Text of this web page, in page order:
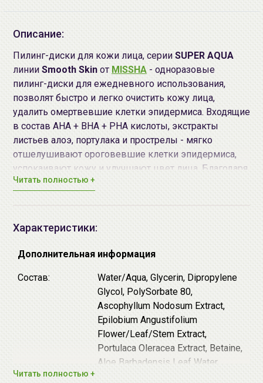
Описание:
Пилинг-диски для кожи лица, серии SUPER AQUA
линии Smooth Skin от MISSHA - одноразовые
пилинг-диски для ежедневного использования,
позволят быстро и легко очистить кожу лица,
удалить омертвевшие клетки эпидермиса. Входящие
в состав АНА + ВНА + PHA кислоты, экстракты
листьев алоэ, портулака и прострелы - мягко
отшелушивают ороговевшие клетки эпидермиса,
успокаивают кожу и улучшают цвет лица. Благодаря
уникальному сочетанию ингредиентов оказывают
использовании пилинг-дисков кожа приобретает
текстура и уменьшаются воспаления.
тестирование на животных.
Средство подходит для всех типов кожи. С
осторожностью применять на чувствительной коже
(предварительно протестировать на аллергические
Каждый диск предназначен для одноразового
Читать полностью +
Характеристики:
Дополнительная информация
Состав:
Water/Aqua, Glycerin, Dipropylene
Glycol, PolySorbate 80,
Ascophyllum Nodosum Extract,
Epilobium Angustifolium
Flower/Leaf/Stem Extract,
Portulaca Oleracea Extract, Betaine,
Aloe Barbadensis Leaf Water,
Читать полностью +